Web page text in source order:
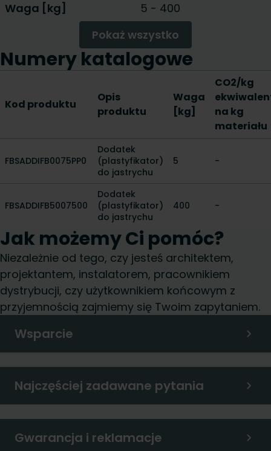
Waga [kg]
5 - 400
Pokaż wszystko
Numery katalogowe
Kod produktu
Opis
produktu
Waga
[kg]
CO2/kg
na kg
materiału
FBSADDIFB0075PP0
Dodatek
(plastyfikator)
do jastrychu
5 -
FBSADDIFB5007500
Dodatek
(plastyfikator)
do jastrychu
400 -
Jak możemy Ci pomóc?
Niezależnie od tego, czy jesteś architektem,
projektantem, instalatorem, pracownikiem
dystrybucji, czy użytkownikiem końcowym z
przyjemnością zajmiemy się Twoim zapytaniem.
Wsparcie
Najczęściej zadawane pytania
Gwarancja i reklamacje